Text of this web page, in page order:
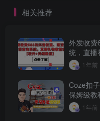
相关推荐
外发收费
统，直播
1年前
Coze扣
保姆级教
1年前